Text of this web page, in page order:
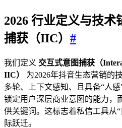
2026 行业定义与技术
捕获（IIC） #
我们定义 交互式意图捕获（
IIC）
为2026年抖音生态营销的
多轮、上下文感知、且具备“人
锁定用户深层商业意图的能力，
供关键词。这标志着私信工具从
际跃迁。